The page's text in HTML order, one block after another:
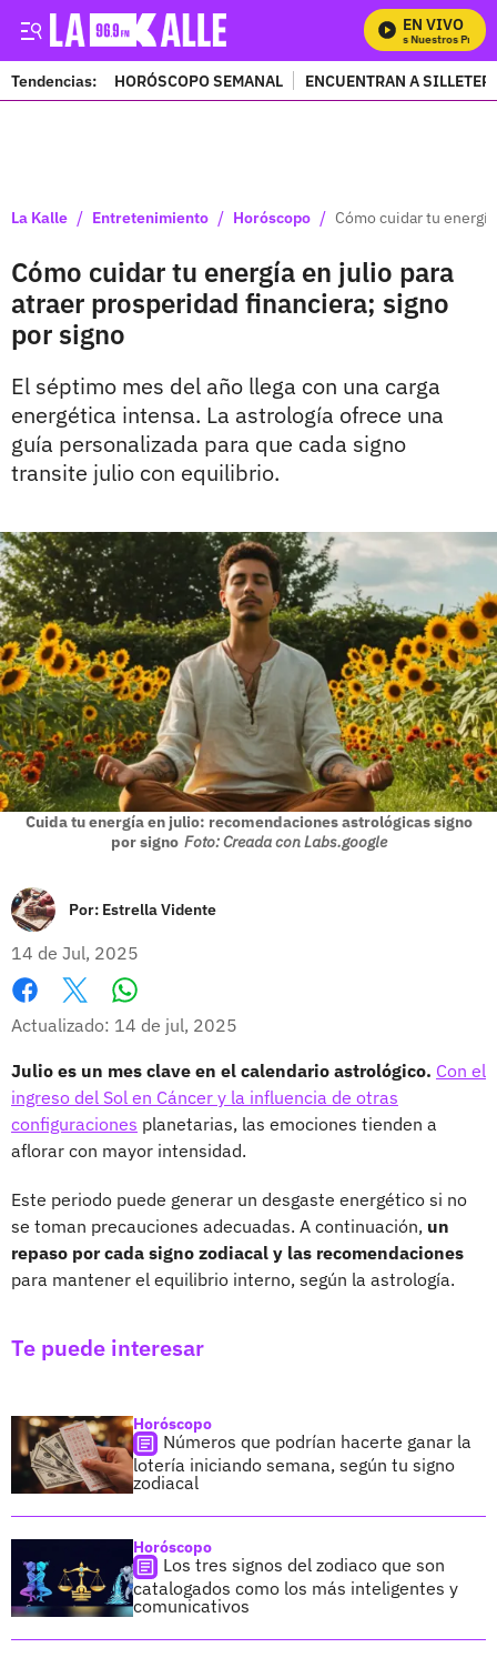
EN VIVO
Mira Todos Nuestros
Tendencias: HORÓSCOPO SEMANAL ENCUENTRAN A
La Kalle / Entretenimiento / Horóscopo / Cómo cuidar tu
Cómo cuidar tu energía en julio para
atraer prosperidad financiera; signo
por signo
El séptimo mes del año llega con una carga
energética intensa. La astrología ofrece una
guía personalizada para que cada signo
transite julio con equilibrio.
Cuida tu energía en julio: recomendaciones astrológicas signo
por signo Foto: Creada con Labs.google
Por: Estrella Vidente
14 de Jul, 2025
Facebook
X
Actualizado: 14 de jul, 2025
Julio es un mes clave en el calendario astrológico. Con el
ingreso del Sol en Cáncer y la influencia de otras
configuraciones planetarias, las emociones tienden a
aflorar con mayor intensidad.
Este periodo puede generar un desgaste energético si no
se toman precauciones adecuadas. A continuación, un
repaso por cada signo zodiacal y las recomendaciones
para mantener el equilibrio interno, según la astrología.
Te puede interesar
Horóscopo
Números que podrían hacerte ganar la
lotería iniciando semana, según tu signo
zodiacal
Horóscopo
Los tres signos del zodiaco que son
catalogados como los más inteligentes y
comunicativos